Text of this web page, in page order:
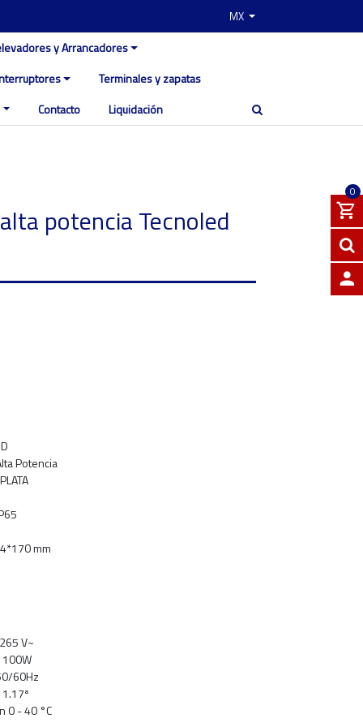
MX
y Arrancadores
Terminales y zapatas
Contacto Liquidación
0
potencia Tecnoled
Potencia
mm
V~
100W
60Hz
0 - 40 °C